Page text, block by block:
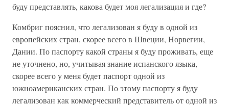
буду представлять, какова будет моя легализация и где?
Комбриг пояснил, что легализован я буду в одной из
европейских стран, скорее всего в Швеции, Норвегии,
Дании. По паспорту какой страны я буду проживать, еще
не уточнено, но, учитывая знание испанского языка,
скорее всего у меня будет паспорт одной из
южноамериканских стран. По этому паспорту я буду
легализован как коммерческий представитель от одной из